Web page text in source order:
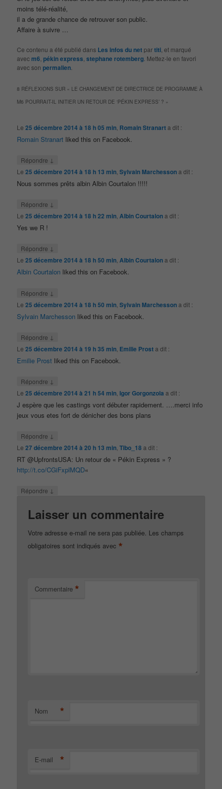
moins télé-réalité,
il a de grande chance de retrouver son public.
Affaire à suivre …
Ce contenu a été publié dans Les infos du net partiti , et marqué
avecm6 ,pékin express ,stephane rotemberg . Mettez-le en favori
avec sonpermalien
8 RÉFLEXIONS SUR « LE CHANGEMENT DE DIRECTRICE DE PROGRAMME À
M6 POURRAIT-IL INITIER UN RETOUR DE ‘PÉKIN EXPRESS’ ? »
Le25 décembre 2014 à 18 h 05 min Romain Stranarta dit :
Romain Stranart liked this on Facebook.
Répondre ↓
Le25 décembre 2014 à 18 h 13 min ,Sylvain Marchessona dit :
Nous sommes prêts albin Albin Courtalon !!!!!
Répondre ↓
Le25 décembre 2014 à 18 h 22 min Albin Courtalona dit :
Yes we R !
Répondre ↓
Le25 décembre 2014 à 18 h 50 min,Albin Courtalona dit :
Albin Courtalon liked this on Facebook.
Répondre ↓
Le25 décembre 2014 à 18 h 50 min ,Sylvain Marchessona dit :
Sylvain Marchesson liked this on Facebook.
Répondre ↓
Le25 décembre 2014 à 19 h 35 min Emilie Prosta dit :
Emilie Prost liked this on Facebook.
Répondre ↓
Le25 décembre 2014 à 21 h 54 min Igor Gorgonzola a dit :
J espère que les castings vont débuter rapidement. ….merci info
jeux vous etes fort de dénicher des bons plans
Répondre ↓
Le27 décembre 2014 à 20 h 13 min ,Tibo_18 a dit :
RT @UpfrontsUSA: Un retour de « Pékin Express » ?
http://t.co/CGiFxplMQD«
Répondre ↓
Laisser un commentaire
Votre adresse e-mail ne sera pas publiée. Les champs
obligatoires sont indiqués avec *
Commentaire *
Nom *
E-mail *